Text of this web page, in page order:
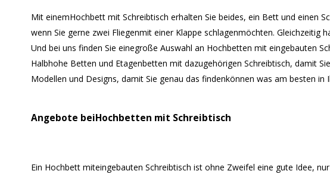
Mit einemHochbett mit Schreibtisch erhalten Sie beides, ein Bett und einen
wenn Sie gerne zwei Fliegenmit einer Klappe schlagenmöchten.
Und bei uns finden Sie einegroße Auswahl an Hochbetten mit eingebauten
Halbhohe Betten und Etagenbetten mit dazugehörigen Schreibtisch, damit
Modellen und Designs, damit Sie genau das findenkönnen was am besten in
Angebote beiHochbetten mit Schreibtisch
Ein Hochbett miteingebauten Schreibtisch ist ohne Zweifel eine gute Idee,